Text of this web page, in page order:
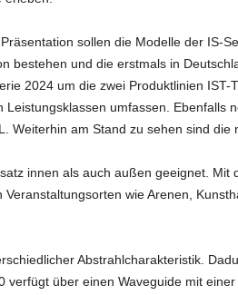
sollen die Modelle der IS-
bestehen und die erstmals in
2024 um die zwei Produktlinien IST-
Leistungsklassen umfassen. Ebenfalls
Weiterhin am Stand zu sehen sind die
innen als auch außen geeignet. Mit
wie Arenen,
Abstrahlcharakteristik.
über einen Waveguide mit